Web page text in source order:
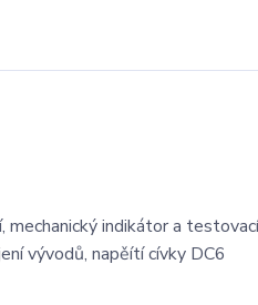
indikátor a
vývodů, napěítí cívky DC6